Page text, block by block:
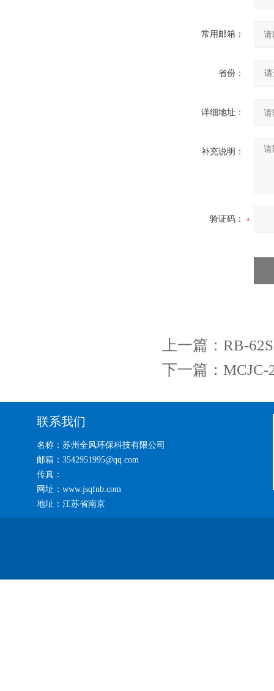
常用邮箱：
省份：
详细地址：
补充说明：
验证码：
上一篇： RB-
下一篇： MCJC-
联系我们
名称：苏州全风环保科技有限公司
邮箱：3542951995@qq.com
传真：
网址：www.jsqfnb.com
地址：江苏省南京